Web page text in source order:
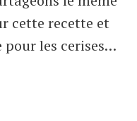
cette recette et
pour les cerises…